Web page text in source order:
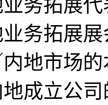
务拓展
务拓展
地市场
成立公